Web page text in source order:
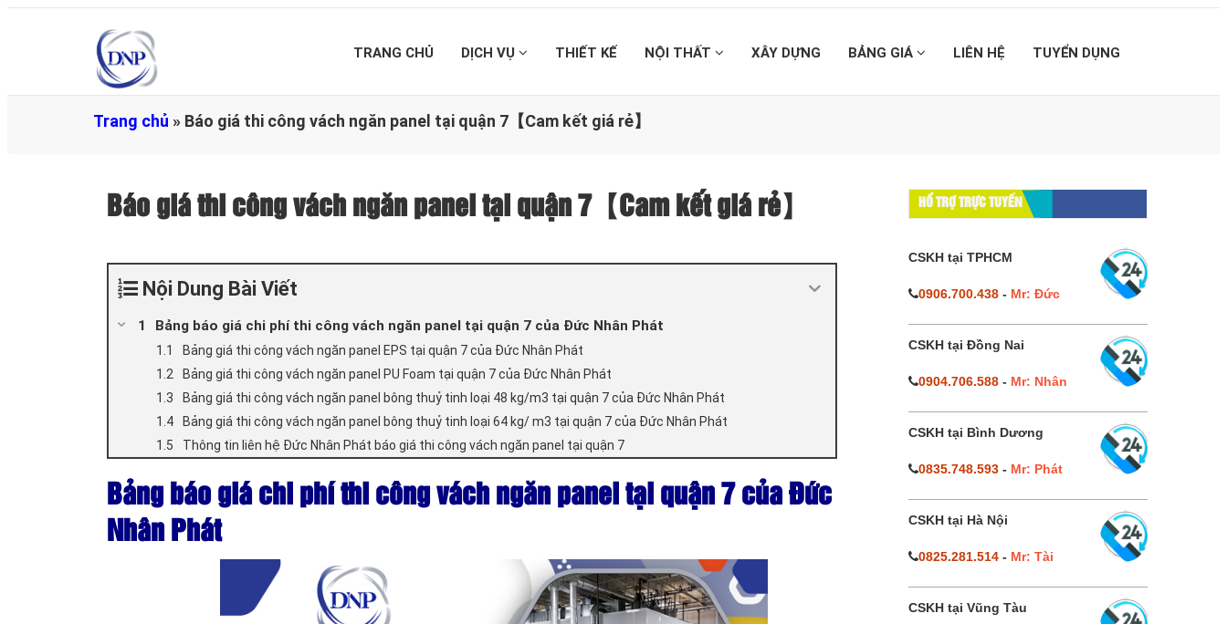
TRANG CHỦ DỊCH VỤ THIẾT KẾ NỘI THẤT XÂY DỰNG BẢNG GIÁ LIÊN HỆ TUYỂN DỤNG
Trang chủ » Báo giá thi công vách ngăn panel tại quận 7【Cam kết giá rẻ】
Báo giá thi công vách ngăn panel tại quận 7【Cam kết giá rẻ】
Nội Dung Bài Viết
Bảng báo giá chi phí thi công vách ngăn panel tại quận 7 của Đức Nhân Phát
Bảng giá thi công vách ngăn panel EPS tại quận 7 của Đức Nhân Phát
Bảng giá thi công vách ngăn panel PU Foam tại quận 7 của Đức Nhân Phát
Bảng giá thi công vách ngăn panel bông thuỷ tinh loại 48 kg/m3 tại quận 7 của Đức Nhân Phát
Bảng giá thi công vách ngăn panel bông thuỷ tinh loại 64 kg/ m3 tại quận 7 của Đức Nhân Phát
Thông tin liên hệ Đức Nhân Phát báo giá thi công vách ngăn panel tại quận 7
Bảng báo giá chi phí thi công vách ngăn panel tại quận 7 của Đức
Nhân Phát
HỔ TRỢ TRỰC TUYẾN
CSKH tại TPHCM
0906.700.438- Mr: Đức
CSKH tại Đồng Nai
0904.706.588- Mr: Nhân
CSKH tại Bình Dương
0835.748.593- Mr: Phát
CSKH tại Hà Nội
0825.281.514- Mr: Tài
CSKH tại Vũng Tàu